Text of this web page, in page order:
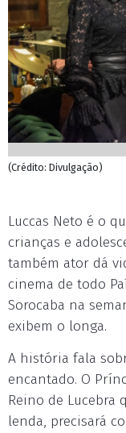
(Crédito: Divulgação)
Luccas Neto é o
crianças e
também ator dá
cinema de todo
Sorocaba na
exibem o longa.
A história fala
encantado. O
Reino de Lucebra
lenda, precisará